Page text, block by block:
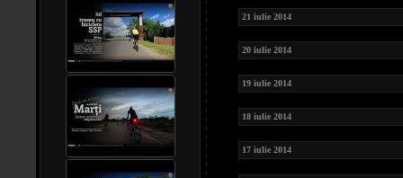
21 iulie 2014
20 iulie 2014
19 iulie 2014
18 iulie 2014
17 iulie 2014